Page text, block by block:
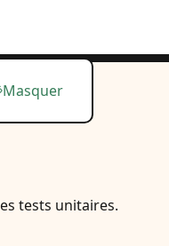
Masquer
tests unitaires.